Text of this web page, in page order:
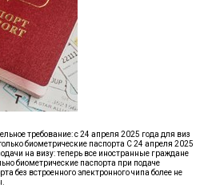
требование: с 24 апреля 2025 года для виз
биометрические паспорта С 24 апреля 2025
на визу: теперь все иностранные граждане
биометрические паспорта при подаче
без встроенного электронного чипа более не